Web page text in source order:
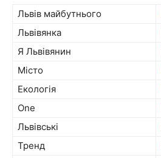
Львів майбутнього
Львівянка
Я Львівянин
Місто
Екологія
One
Львівські
Тренд